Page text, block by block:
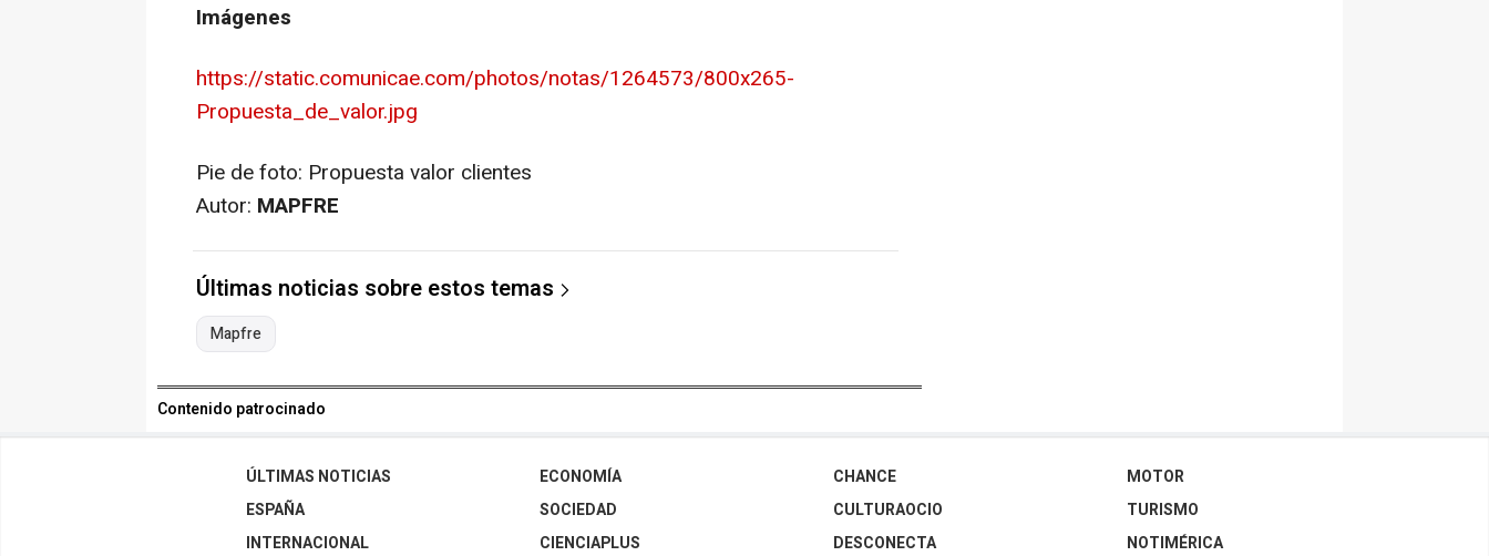
Imágenes
https://static.comunicae.com/photos/notas/1264573/800x265-
Propuesta_de_valor.jpg
Pie de foto: Propuesta valor clientes
Autor: MAPFRE
Últimas noticias sobre estos temas
Mapfre
Contenido patrocinado
ÚLTIMAS NOTICIAS
ESPAÑA
INTERNACIONAL
ECONOMÍA
SOCIEDAD
CIENCIAPLUS
CHANCE
CULTURAOCIO
DESCONECTA
MOTOR
TURISMO
NOTIMÉRICA